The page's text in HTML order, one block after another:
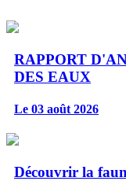
RAPPORT
DES EAUX
Le 03 août 2026
Découvrir la